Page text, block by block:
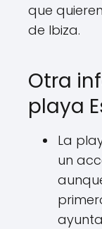
que
de Ibiza.
Otra
playa
La
un